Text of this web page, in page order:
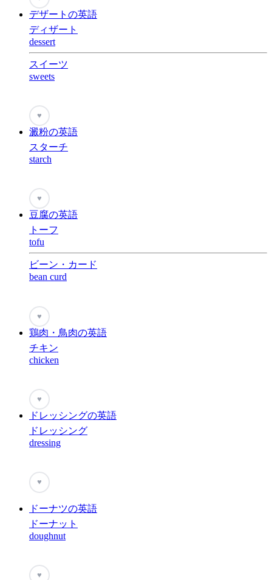
デザートの英語
ディザート
dessert
スイーツ
sweets
♥
澱粉の英語
スターチ
starch
♥
豆腐の英語
トーフ
tofu
ビーン・カード
bean curd
♥
鶏肉・鳥肉の英語
チキン
chicken
♥
ドレッシングの英語
ドレッシング
dressing
♥
ドーナツの英語
ドーナット
doughnut
♥